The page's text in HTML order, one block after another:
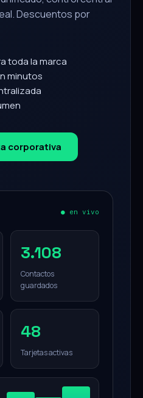
Descuentos por
toda la marca
minutos
corporativa
● en vivo
3.108
Contactos
guardados
48
Tarjetas activas